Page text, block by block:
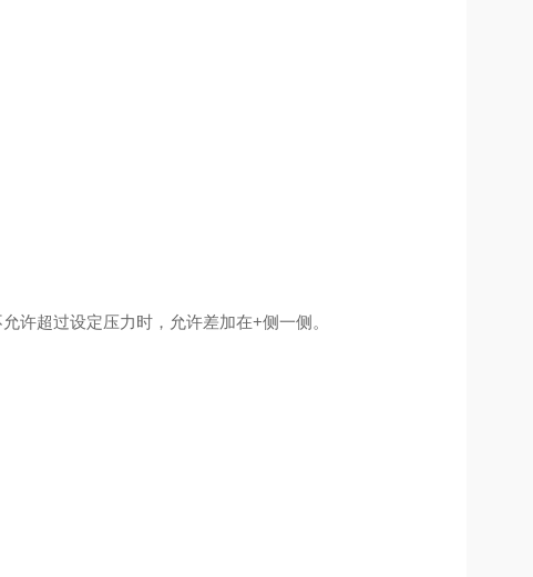
许超过设定压力时，允许差加在+侧一侧。